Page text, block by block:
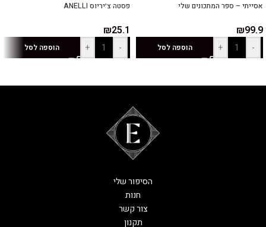
אסייתי – ספר המתכונים שלי
₪99.9
-
+ הוספה לסל
פסטה צ׳יריוס ANELLI
₪25.1
-
+ הוספה לסל
הסיפור שלי
חנות
צור קשר
תקנון